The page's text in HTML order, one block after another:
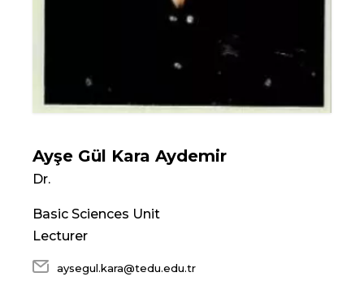
Ayşe Gül Kara Aydemir
Dr.
Basic Sciences Unit
Lecturer
aysegul.kara@tedu.edu.tr